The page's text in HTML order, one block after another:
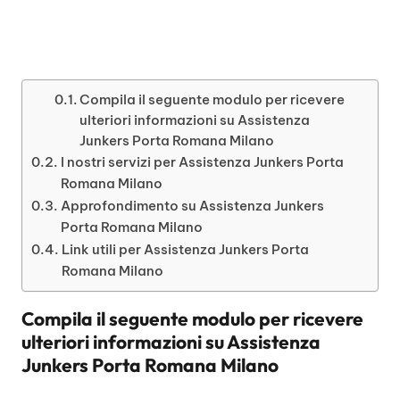
Compila il seguente modulo per ricevere
ulteriori informazioni su Assistenza
Junkers Porta Romana Milano
I nostri servizi per Assistenza Junkers Porta
Romana Milano
Approfondimento su Assistenza Junkers
Porta Romana Milano
Link utili per Assistenza Junkers Porta
Romana Milano
Compila il seguente modulo per ricevere
ulteriori informazioni suAssistenza
Junkers Porta Romana Milano